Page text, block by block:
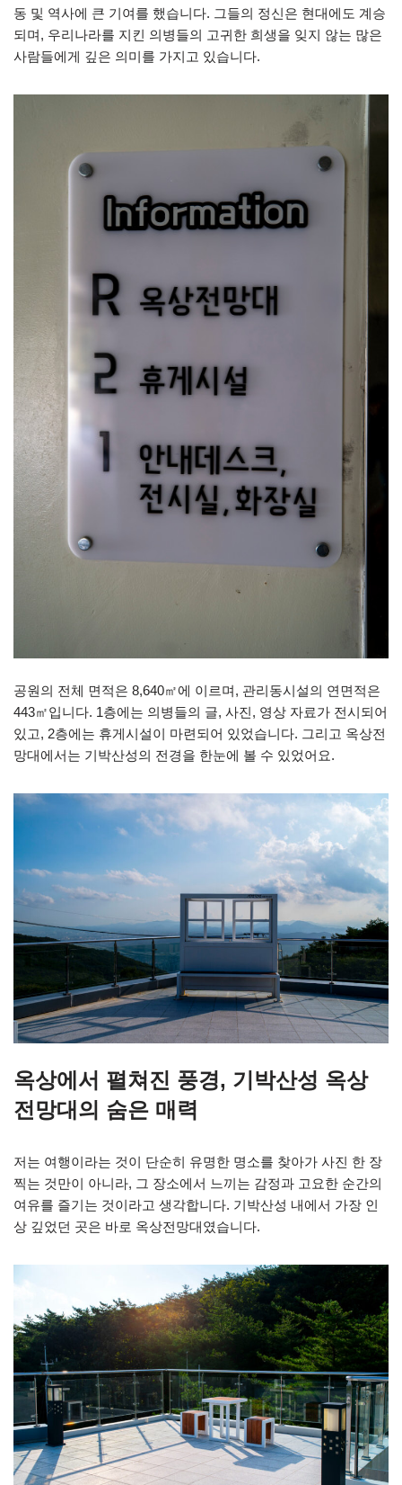
동 및 역사에 큰 기여를 했습니다. 그들의 정신은 현대에도 계승
되며, 우리나라를 지킨 의병들의 고귀한 희생을 잊지 않는 많은
사람들에게 깊은 의미를 가지고 있습니다.
공원의 전체 면적은 8,640㎡에 이르며, 관리동시설의 연면적은
443㎡입니다. 1층에는 의병들의 글, 사진, 영상 자료가 전시되어
있고, 2층에는 휴게시설이 마련되어 있었습니다. 그리고 옥상전
망대에서는 기박산성의 전경을 한눈에 볼 수 있었어요.
옥상에서 펼쳐진 풍경, 기박산성 옥상
전망대의 숨은 매력
저는 여행이라는 것이 단순히 유명한 명소를 찾아가 사진 한 장
찍는 것만이 아니라, 그 장소에서 느끼는 감정과 고요한 순간의
여유를 즐기는 것이라고 생각합니다. 기박산성 내에서 가장 인
상 깊었던 곳은 바로 옥상전망대였습니다.